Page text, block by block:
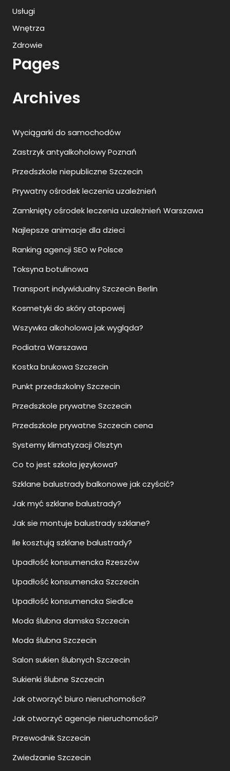
Usługi
Wnętrza
Zdrowie
Pages
Archives
Wyciągarki do samochodów
Zastrzyk antyalkoholowy Poznań
Przedszkole niepubliczne Szczecin
Prywatny ośrodek leczenia uzależnień
Zamknięty ośrodek leczenia uzależnień Warszawa
Najlepsze animacje dla dzieci
Ranking agencji SEO w Polsce
Toksyna botulinowa
Transport indywidualny Szczecin Berlin
Kosmetyki do skóry atopowej
Wszywka alkoholowa jak wygląda?
Podiatra Warszawa
Kostka brukowa Szczecin
Punkt przedszkolny Szczecin
Przedszkole prywatne Szczecin
Przedszkole prywatne Szczecin cena
Systemy klimatyzacji Olsztyn
Co to jest szkoła językowa?
Szklane balustrady balkonowe jak czyścić?
Jak myć szklane balustrady?
Jak sie montuje balustrady szklane?
Ile kosztują szklane balustrady?
Upadłość konsumencka Rzeszów
Upadłość konsumencka Szczecin
Upadłość konsumencka Siedlce
Moda ślubna damska Szczecin
Moda ślubna Szczecin
Salon sukien ślubnych Szczecin
Sukienki ślubne Szczecin
Jak otworzyć biuro nieruchomości?
Jak otworzyć agencje nieruchomości?
Przewodnik Szczecin
Zwiedzanie Szczecin